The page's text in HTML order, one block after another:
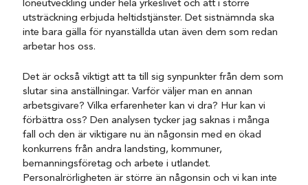
löneutveckling under hela yrkeslivet och att i större
utsträckning erbjuda heltidstjänster. Det sistnämnda ska
inte bara gälla för nyanställda utan även dem som redan
arbetar hos oss.
Det är också viktigt att ta till sig synpunkter från dem som
slutar sina anställningar. Varför väljer man en annan
arbetsgivare? Vilka erfarenheter kan vi dra? Hur kan vi
förbättra oss? Den analysen tycker jag saknas i många
fall och den är viktigare nu än någonsin med en ökad
konkurrens från andra landsting, kommuner,
bemanningsföretag och arbete i utlandet.
Personalrörligheten är större än någonsin och vi kan inte